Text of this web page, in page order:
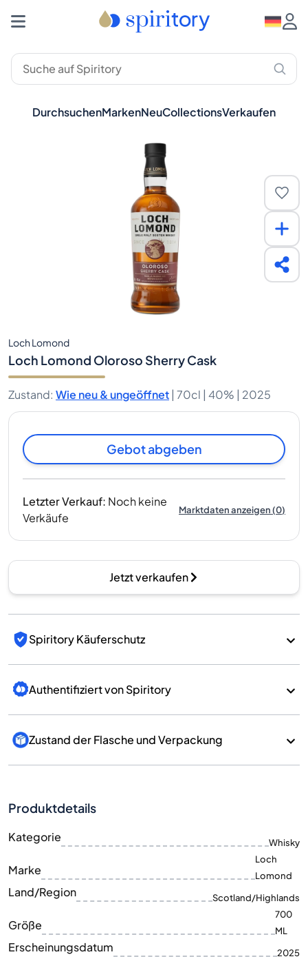
DurchsuchenMarkenNeuCollectionsVerkaufen
Loch Lomond
Loch Lomond Oloroso Sherry Cask
Zustand: Wie neu & ungeöffnet | 70cl | 40% | 2025
Gebot abgeben
Letzter Verkauf: Noch keine
Verkäufe
Marktdaten anzeigen(0)
Jetzt verkaufen
Spiritory Käuferschutz
Authentifiziert von Spiritory
Zustand der Flasche und Verpackung
Produktdetails
Kategorie Whisky
Marke
Loch
Lomond
Land/Region Scotland/Highlands
Größe
700
ML
Erscheinungsdatum 2025